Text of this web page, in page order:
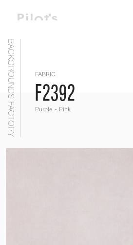
BACKGROUNDS FACTORY FABRIC
F2392
Purple - Pink